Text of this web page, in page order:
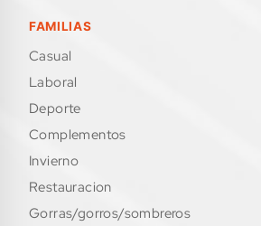
FAMILIAS
casual
laboral
deporte
complementos
invierno
restauracion
gorras/gorros/sombreros